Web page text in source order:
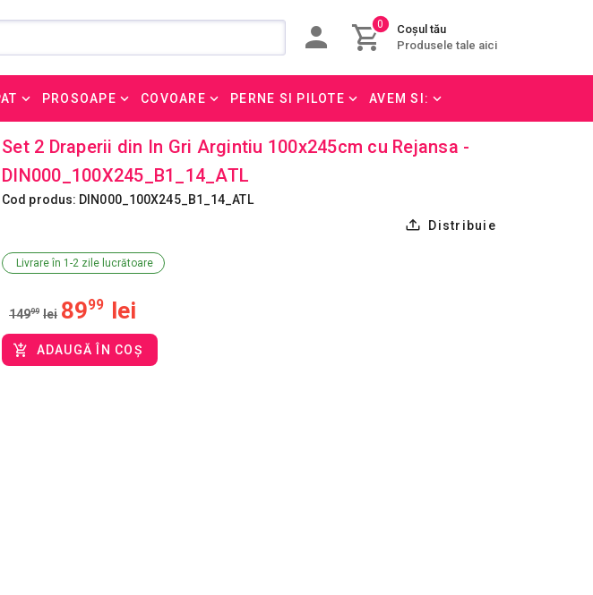
0
Coșul tău
Produsele tale aici
PROSOAPE COVOARE PERNE SI PILOTE AVEM SI:
Set 2 Draperii din In Gri Argintiu 100x245cm cu Rejansa -
DIN000_100X245_B1_14_ATL
Cod produs: DIN000_100X245_B1_14_ATL
Distribuie
Livrare în 1-2 zile lucrătoare
14999 lei 8999 lei
ADAUGĂ ÎN COȘ